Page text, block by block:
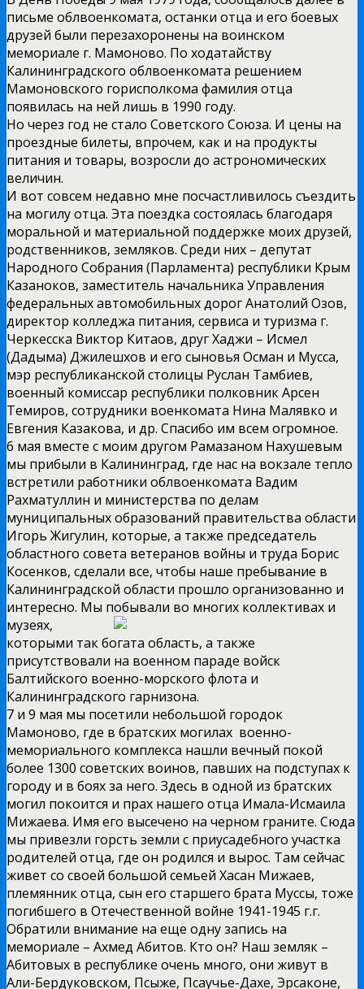
письме облвоенкомата, останки отца и его боевых
друзей были перезахоронены на воинском
мемориале г. Мамоново. По ходатайству
Калининградского облвоенкомата решением
Мамоновского горисполкома фамилия отца
появилась на ней лишь в 1990 году.
Но через год не стало Советского Союза. И цены на
проездные билеты, впрочем, как и на продукты
питания и товары, возросли до астрономических
величин.
И вот совсем недавно мне посчастливилось съездить
на могилу отца. Эта поездка состоялась благодаря
моральной и материальной поддержке моих друзей,
родственников, земляков. Среди них – депутат
Народного Собрания (Парламента) республики Крым
Казаноков, заместитель начальника Управления
федеральных автомобильных дорог Анатолий Озов,
директор колледжа питания, сервиса и туризма г.
Черкесска Виктор Китаов, друг Хаджи – Исмел
(Дадыма) Джилешхов и его сыновья Осман и Мусса,
мэр республиканской столицы Руслан Тамбиев,
военный комиссар республики полковник Арсен
Темиров, сотрудники военкомата Нина Малявко и
Евгения Казакова, и др. Спасибо им всем огромное.
6 мая вместе с моим другом Рамазаном Нахушевым
мы прибыли в Калининград, где нас на вокзале тепло
встретили работники облвоенкомата Вадим
Рахматуллин и министерства по делам
муниципальных образований правительства области
Игорь Жигулин, которые, а также председатель
областного совета ветеранов войны и труда Борис
Косенков, сделали все, чтобы наше пребывание в
Калининградской области прошло организованно и
интересно. Мы побывали во многих коллективах и
музеях,
которыми так богата область, а также
присутствовали на военном параде войск
Балтийского военно-морского флота и
Калининградского гарнизона.
7 и 9 мая мы посетили небольшой городок
Мамоново, где в братских могилах военно-
мемориального комплекса нашли вечный покой
более 1300 советских воинов, павших на подступах к
городу и в боях за него. Здесь в одной из братских
могил покоится и прах нашего отца Имала-Исмаила
Мижаева. Имя его высечено на черном граните. Сюда
мы привезли горсть земли с приусадебного участка
родителей отца, где он родился и вырос. Там сейчас
живет со своей большой семьей Хасан Мижаев,
племянник отца, сын его старшего брата Муссы, тоже
погибшего в Отечественной войне 1941-1945 г.г.
Обратили внимание на еще одну запись на
мемориале – Ахмед Абитов. Кто он? Наш земляк –
Абитовых в республике очень много, они живут в
Али-Бердуковском, Псыже, Псаучье-Дахе, Эрсаконе,